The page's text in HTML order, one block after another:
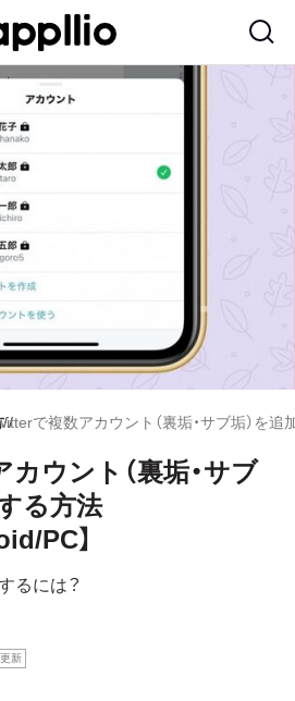
で複数アカウント（裏垢・サブ垢）を
ウント（裏垢・サブ
る方法
PC】
るには？